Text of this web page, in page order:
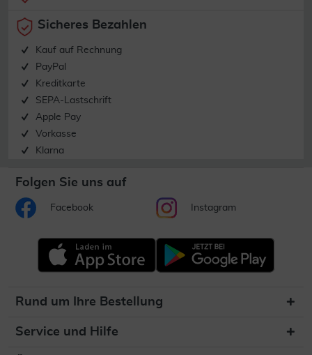
Sicheres Bezahlen
Kauf auf Rechnung
PayPal
Kreditkarte
SEPA-Lastschrift
Apple Pay
Vorkasse
Klarna
Folgen Sie uns auf
Facebook Instagram
Rund um Ihre Bestellung
Service und Hilfe